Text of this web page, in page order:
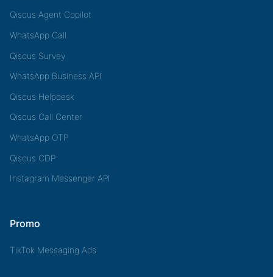
Qiscus Agent Copilot
WhatsApp Call
Qiscus Survey
WhatsApp Business API
Qiscus Helpdesk
Qiscus Call Center
WhatsApp OTP
Qiscus CDP
Instagram Messenger API
Promo
TikTok Messaging Ads